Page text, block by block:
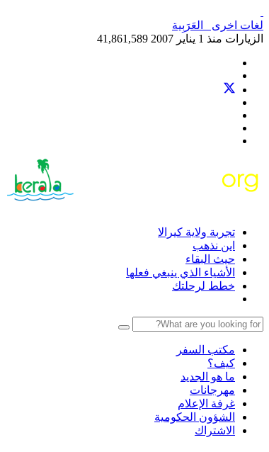
لغات اخرى
العَرَبِية‎
الزيارات منذ 1 يناير 2007
41,861,589
تجربة ولاية كيرالا
اين نذهب
حيث البقاء
الأشياء الذي ينبغي فعلها
خطط لرحلتك
مكتب السفر
كيف؟
ما هو الجديد
مهرجانات
غرفة الإعلام
الشؤون الحكومية
الاشتراك